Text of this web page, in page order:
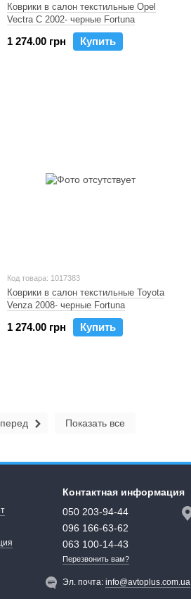
Коврики в салон текстильные Opel
Vectra C 2002- черные Fortuna
1 274.00 грн Купить
Код товара: 1017383
Коврики в салон текстильные Toyota
Venza 2008- черные Fortuna
1 274.00 грн Купить
Показать все
Контактная информация
050 203-94-44
096 166-63-62
063 100-14-43
Перезвонить вам?
Эл. почта:info@avtoplus.com.ua